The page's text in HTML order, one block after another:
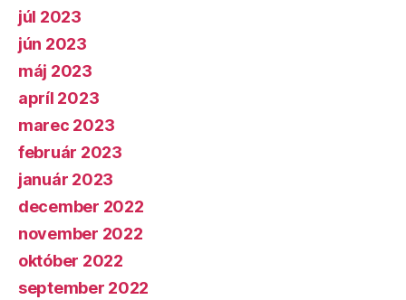
júl 2023
jún 2023
máj 2023
apríl 2023
marec 2023
február 2023
január 2023
december 2022
november 2022
október 2022
september 2022